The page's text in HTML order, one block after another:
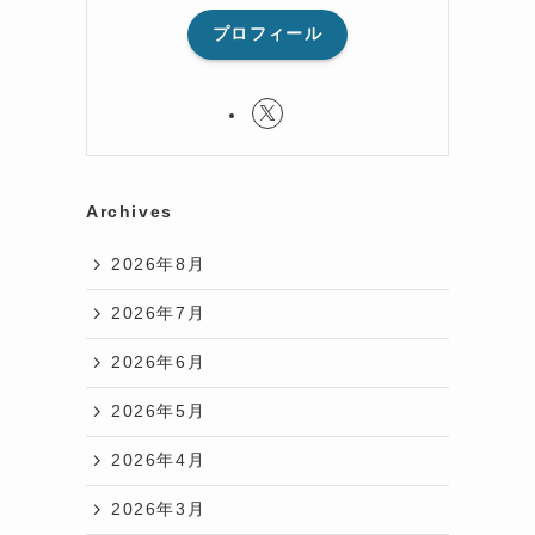
プロフィール
Archives
2026年8月
2026年7月
2026年6月
2026年5月
2026年4月
2026年3月